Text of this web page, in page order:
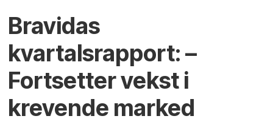
Bravidas
kvartalsrapport: –
Fortsetter vekst i
krevende marked